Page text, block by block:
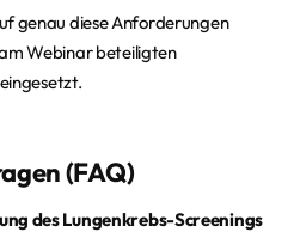
genau diese Anforderungen
Webinar beteiligten
(FAQ)
des Lungenkrebs-Screenings